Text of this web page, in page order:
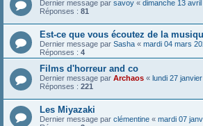
Dernier message par savoy « dimanche 13
Réponses : 81
Est-ce que vous écoutez de la
Dernier message par Sasha « mardi 04 mars
Réponses : 4
Films d'horreur and co
Dernier message par Archaos « lundi 27
Réponses : 221
Les Miyazaki
Dernier message par clémentine « mardi 07